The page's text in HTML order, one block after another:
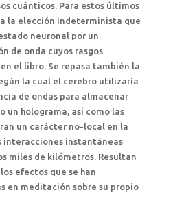
cuánticos. Para estos últimos
la elección indeterminista que
neuronal por un
de onda cuyos rasgos
el libro. Se repasa también la
la cual el cerebro utilizaría
de ondas para almacenar
un holograma, así como las
un carácter no-local en la
interacciones instantáneas
miles de kilómetros. Resultan
efectos que se han
en meditación sobre su propio